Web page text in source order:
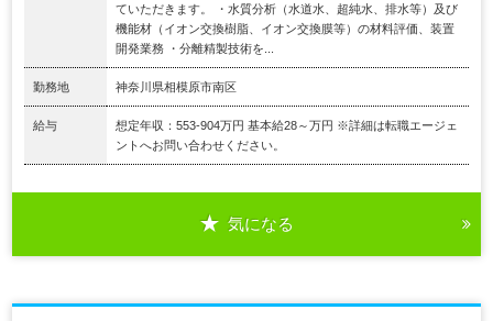
ていただきます。 ・水質分析（水道水、超純水、排水等）及び
機能材（イオン交換樹脂、イオン交換膜等）の材料評価、装置
開発業務 ・分離精製技術を...
勤務地 神奈川県相模原市南区
給与
想定年収：553-904万円 基本給28～万円 ※詳細は転職エージェ
ントへお問い合わせください。
気になる